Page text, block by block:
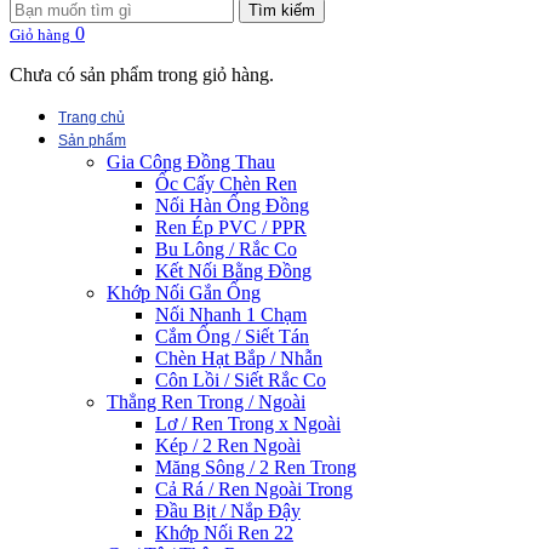
Tìm kiếm
Giỏ hàng 0
Chưa có sản phẩm trong giỏ hàng.
Trang chủ
Sản phẩm
Gia Công Đồng Thau
Ốc Cấy Chèn Ren
Nối Hàn Ống Đồng
Ren Ép PVC / PPR
Bu Lông / Rắc Co
Kết Nối Bằng Đồng
Khớp Nối Gắn Ống
Nối Nhanh 1 Chạm
Cắm Ống / Siết Tán
Chèn Hạt Bắp / Nhẫn
Côn Lồi / Siết Rắc Co
Thẳng Ren Trong / Ngoài
Lơ / Ren Trong x Ngoài
Kép / 2 Ren Ngoài
Măng Sông / 2 Ren Trong
Cả Rá / Ren Ngoài Trong
Đầu Bịt / Nắp Đậy
Khớp Nối Ren 22